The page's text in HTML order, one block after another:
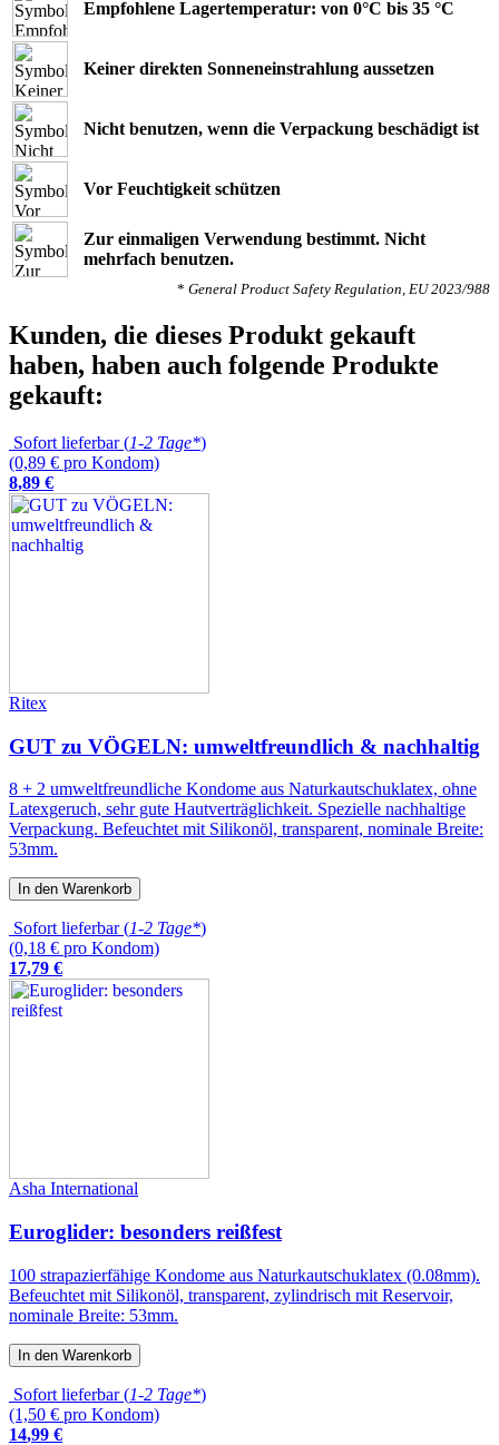
Empfohlene Lagertemperatur: von 0°C bis 35 °C
Keiner direkten Sonneneinstrahlung aussetzen
Nicht benutzen, wenn die Verpackung beschädigt ist
Vor Feuchtigkeit schützen
Zur einmaligen Verwendung bestimmt. Nicht
mehrfach benutzen.
* General Product Safety Regulation, EU 2023/988
Kunden, die dieses Produkt gekauft
haben, haben auch folgende Produkte
gekauft:
Sofort lieferbar (1-2 Tage*)
(0,89 € pro Kondom)
8,89 €
Ritex
GUT zu VÖGELN: umweltfreundlich & nachhaltig
8 + 2 umweltfreundliche Kondome aus Naturkautschuklatex, ohne
Latexgeruch, sehr gute Hautverträglichkeit. Spezielle nachhaltige
Verpackung. Befeuchtet mit Silikonöl, transparent, nominale Breite:
53mm.
In den Warenkorb
Sofort lieferbar (1-2 Tage*)
(0,18 € pro Kondom)
17,79 €
Asha International
Euroglider: besonders reißfest
100 strapazierfähige Kondome aus Naturkautschuklatex (0.08mm).
Befeuchtet mit Silikonöl, transparent, zylindrisch mit Reservoir,
nominale Breite: 53mm.
In den Warenkorb
Sofort lieferbar (1-2 Tage*)
(1,50 € pro Kondom)
14,99 €